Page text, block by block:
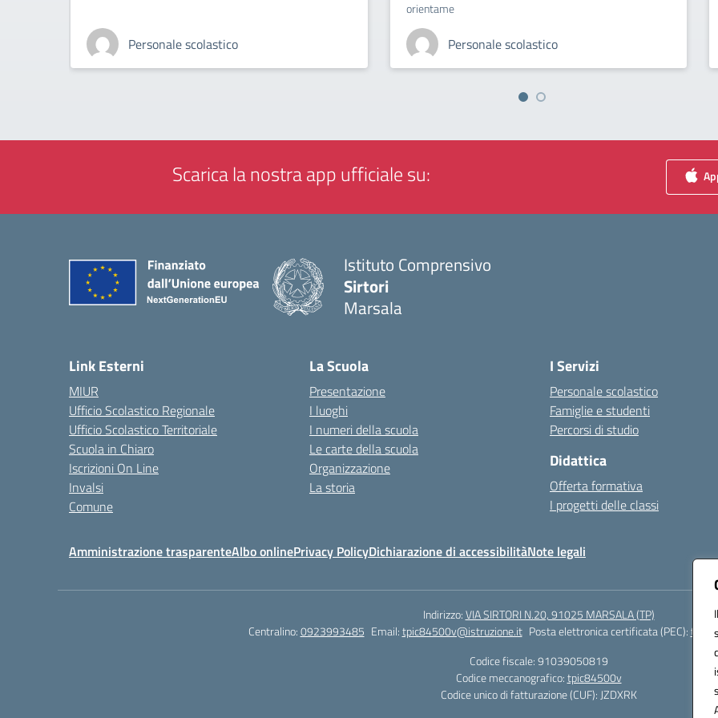
Personale scolastico
orientame
Personale scolastico
Scarica la nostra app ufficiale su:
Istituto Comprensivo
Sirtori
Marsala
Link Esterni
MIUR
Ufficio Scolastico Regionale
Ufficio Scolastico Territoriale
Scuola in Chiaro
Iscrizioni On Line
Invalsi
Comune
La Scuola
Presentazione
I luoghi
I numeri della scuola
Le carte della scuola
Organizzazione
La storia
I Servizi
Personale scolastico
Famiglie e studenti
Percorsi di studio
Didattica
Offerta formativa
I progetti delle classi
Amministrazione trasparenteAlbo onlinePrivacy PolicyDichiarazione di accessibilitàNote legali
Indirizzo:VIA SIRTORI N.20, 91025 MARSALA (TP)
Centralino:0923993485 Email:tpic84500v@istruzione.it Posta elettronica certificata (PEC):
Codice fiscale: 91039050819
Codice meccanografico:tpic84500v
Codice unico di fatturazione (CUF): JZDXRK